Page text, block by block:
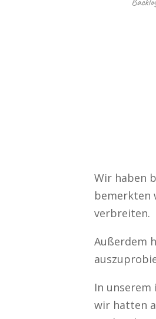
Wir haben
bemerkten
verbreiten.
Außerdem
In
wir hatten